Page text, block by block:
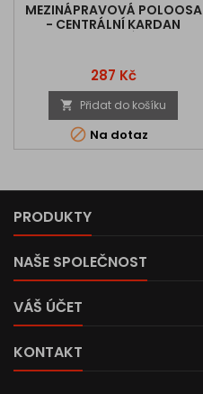
MEZINÁPRAVOVÁ POLOOSA
- CENTRÁLNÍ KARDAN
Cena
287 Kč
 Přidat do košíku
 Na dotaz
PRODUKTY
NAŠE SPOLEČNOST
VÁŠ ÚČET
KONTAKT